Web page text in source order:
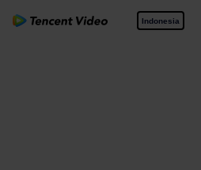
Indonesia